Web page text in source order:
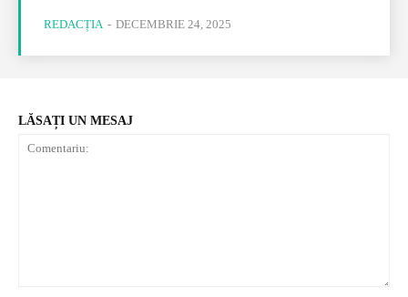
REDACȚIA - DECEMBRIE 24, 2025
LĂSAȚI UN MESAJ